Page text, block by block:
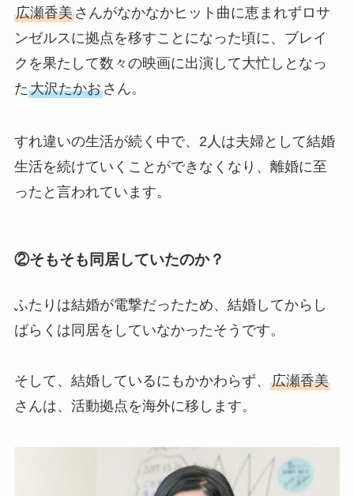
広瀬香美さんがなかなかヒット曲に恵まれずロサ
ンゼルスに拠点を移すことになった頃に、ブレイ
クを果たして数々の映画に出演して大忙しとなっ
た大沢たかおさん。
すれ違いの生活が続く中で、2人は夫婦として結婚
生活を続けていくことができなくなり、離婚に至
ったと言われています。
②そもそも同居していたのか？
ふたりは結婚が電撃だったため、結婚してからし
ばらくは同居をしていなかったそうです。
そして、結婚しているにもかかわらず、 広瀬香美
さんは、活動拠点を海外に移します。